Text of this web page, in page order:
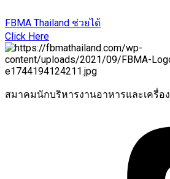
FBMA Thailand ช่วยได้
Click Here
สมาคมนักบริหารงานอาหารและเครื่อ